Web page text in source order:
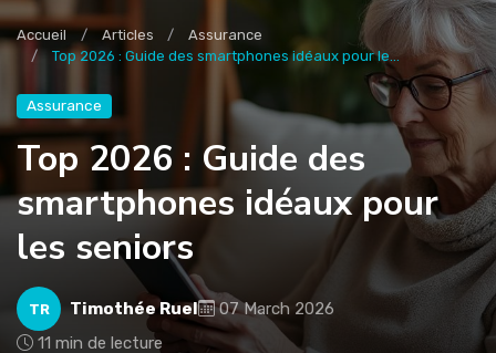
Accueil Articles
Assurance
Top 2026 : Guide des smartphones idéaux pour le...
Assurance
Top 2026 : Guide des
smartphones idéaux pour
les seniors
TR Timothée Ruel
07 March 2026
11 min de lecture